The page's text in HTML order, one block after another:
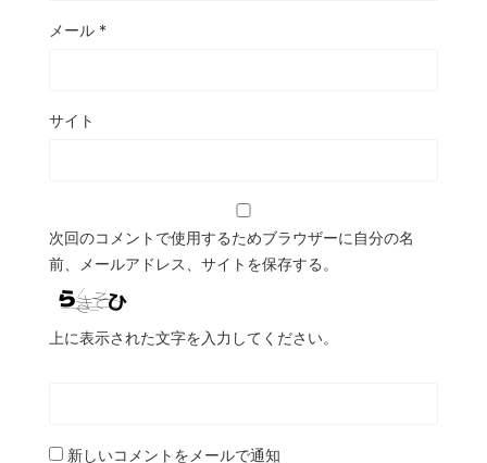
メール *
サイト
次回のコメントで使用するためブラウザーに自分の名
前、メールアドレス、サイトを保存する。
上に表示された文字を入力してください。
新しいコメントをメールで通知